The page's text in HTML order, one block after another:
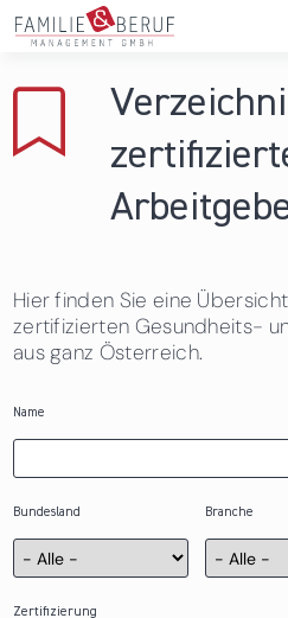
Direkt zum Inhalt
Gemeinden
Das sind wir
News & Events
Hier finden Sie eine
zertifizierten Gesundheits-
aus ganz Österreich.
Name
Bundesland Branche
Zertifizierung